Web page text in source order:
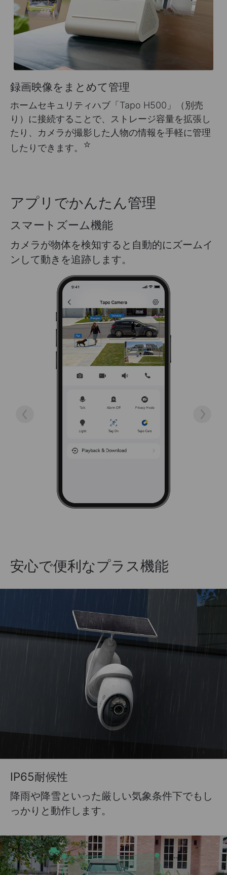
録画映像をまとめて管理
ホームセキュリティハブ「Tapo H500」（別売
り）に接続することで、ストレージ容量を拡張し
たり、カメラが撮影した人物の情報を手軽に管理
したりできます。
☆
アプリでかんたん管理
便利なシェア機能
大切な思い出や瞬間を家族や友人と共有する
こともできます。
安心で便利なプラス機能
IP65耐候性
降雨や降雪といった厳しい気象条件下でもし
っかりと動作します。